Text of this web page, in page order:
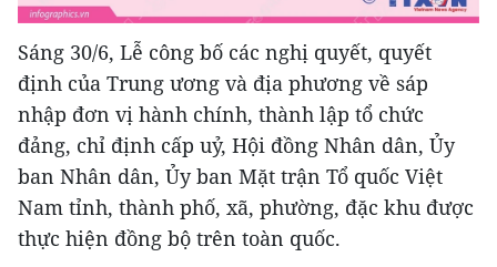
Sáng 30/6, Lễ công bố các nghị quyết, quyết
định của Trung ương và địa phương về sáp
nhập đơn vị hành chính, thành lập tổ chức
đảng, chỉ định cấp uỷ, Hội đồng Nhân dân, Ủy
ban Nhân dân, Ủy ban Mặt trận Tổ quốc Việt
Nam tỉnh, thành phố, xã, phường, đặc khu được
thực hiện đồng bộ trên toàn quốc.